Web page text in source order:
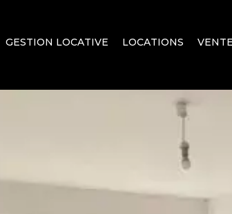
GESTION LOCATIVE LOCATIONS